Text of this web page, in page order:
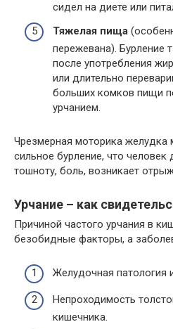
сидел на диете или
Тяжелая пища
пережевана). Бурление
после употребления
или длительно
больших комков пищи
урчанием.
Чрезмерная моторика желудка
сильное бурление, что
тошноту, боль, возникает
Урчание – как
Причиной частого урчания в
безобидные факторы, а
Желудочная патология
Непроходимость
кишечника.